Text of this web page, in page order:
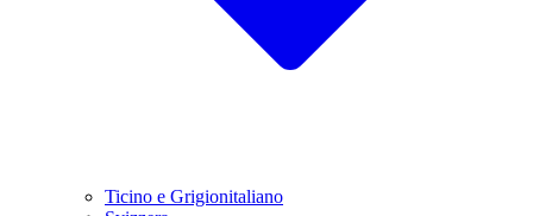
Ticino e Grigionitaliano